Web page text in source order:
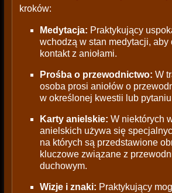
kroków:
Medytacja: Praktykujący
wchodzą w stan medytacji, aby
kontakt z aniołami.
Prośba o przewodnictwo: W
osoba prosi aniołów o
w określonej kwestii lub
Karty anielskie: W niektórych
anielskich używa się
na których są przedstawione
kluczowe związane z
duchowym.
Wizje i znaki: Praktykujący